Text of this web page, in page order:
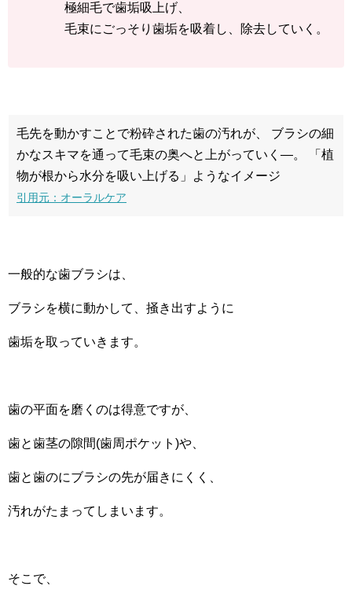
極細毛で歯垢吸上げ、
毛束にごっそり歯垢を吸着し、除去していく。
毛先を動かすことで粉砕された歯の汚れが、 ブラシの細
かなスキマを通って毛束の奥へと上がっていく―。 「植
物が根から水分を吸い上げる」ようなイメージ
引用元：オーラルケア
一般的な歯ブラシは、
ブラシを横に動かして、掻き出すように
歯垢を取っていきます。
歯の平面を磨くのは得意ですが、
歯と歯茎の隙間(歯周ポケット)や、
歯と歯のにブラシの先が届きにくく、
汚れがたまってしまいます。
そこで、